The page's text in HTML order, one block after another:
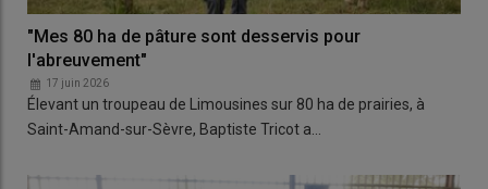
"Mes 80 ha de pâture sont desservis pour
l'abreuvement"
17 juin 2026
Élevant un troupeau de Limousines sur 80 ha de prairies, à
Saint-Amand-sur-Sèvre, Baptiste Tricot a…